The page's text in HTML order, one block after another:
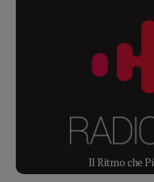
Il Ritmo che